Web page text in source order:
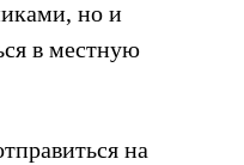
но и
в местную
на